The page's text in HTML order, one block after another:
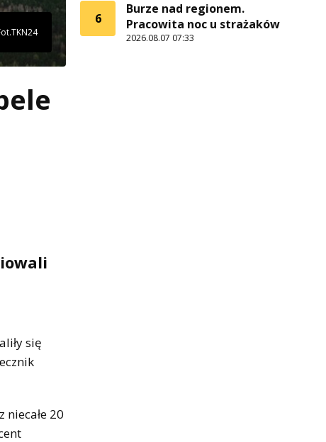
się
20
6
Burze nad regionem.
Pracowita noc u strażaków
2026.08.07 07:33